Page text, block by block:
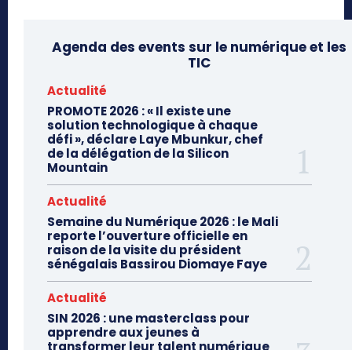
Agenda des events sur le numérique et les
TIC
Actualité
PROMOTE 2026 : « Il existe une
solution technologique à chaque
défi », déclare Laye Mbunkur, chef
de la délégation de la Silicon
Mountain
Actualité
Semaine du Numérique 2026 : le Mali
reporte l’ouverture officielle en
raison de la visite du président
sénégalais Bassirou Diomaye Faye
Actualité
SIN 2026 : une masterclass pour
apprendre aux jeunes à